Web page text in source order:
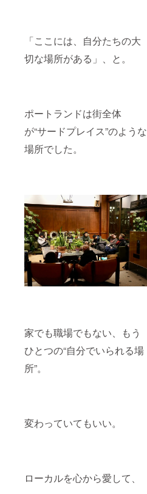
「ここには、自分たちの大
切な場所がある」、と。
ポートランドは街全体
が“サードプレイス”のような
場所でした。
家でも職場でもない、もう
ひとつの“自分でいられる場
所”。
変わっていてもいい。
ローカルを心から愛して、